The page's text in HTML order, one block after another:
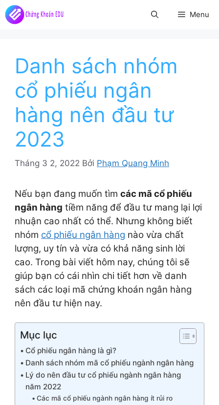
Chuyển
đến
Menu
Danh sách nhóm
cổ phiếu ngân
hàng nên đầu tư
2023
Tháng 3 2, 2022 Bởi Phạm Quang Minh
Nếu bạn đang muốn tìm các mã cổ phiếu
ngân hàng tiềm năng để đầu tư mang lại lợi
nhuận cao nhất có thể. Nhưng không biết
nhóm cổ phiếu ngân hàng nào vừa chất
lượng, uy tín và vừa có khả năng sinh lời
cao. Trong bài viết hôm nay, chúng tôi sẽ
giúp bạn có cái nhìn chi tiết hơn về danh
sách các loại mã chứng khoán ngân hàng
nên đầu tư hiện nay.
Mục lục
Cổ phiếu ngân hàng là gì?
Danh sách nhóm mã cổ phiếu ngành ngân hàng
Lý do nên đầu tư cổ phiếu ngành ngân hàng
năm 2022
Các mã cổ phiếu ngành ngân hàng ít rủi ro